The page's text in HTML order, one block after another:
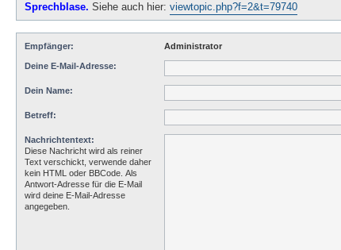
Sprechblase. Siehe auch hier: viewtopic.php?f=2&t=79740
Empfänger: Administrator
Deine E-Mail-Adresse:
Dein Name:
Betreff:
Nachrichtentext:
Diese Nachricht wird als reiner
Text verschickt, verwende daher
kein HTML oder BBCode. Als
Antwort-Adresse für die E-Mail
wird deine E-Mail-Adresse
angegeben.